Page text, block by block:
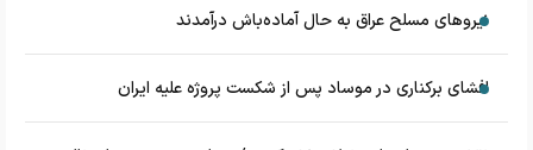
نیروهای مسلح عراق به حال آماده‌باش درآمدند
افشای برکناری در موساد پس از شکست پروژه علیه ایران